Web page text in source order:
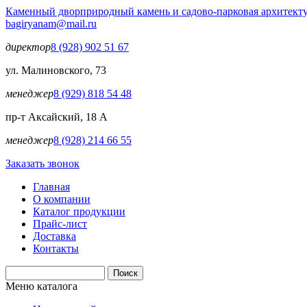
Перейти к основному содержанию
Каменный дворприродный камень и садово-парковая
bagiryanam@mail.ru
директор8 (928) 902 51 67
ул. Малиновского, 73
менеджер8 (929) 818 54 48
пр-т Аксайский, 18 А
менеджер8 (928) 214 66 55
Заказать звонок
Главная
О компании
Каталог продукции
Прайс-лист
Доставка
Контакты
Форма поиска
Меню каталога